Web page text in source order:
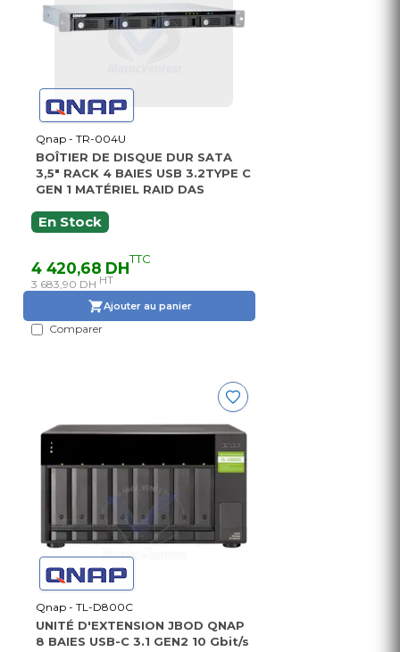
Qnap - TR-004U
BOÎTIER DE DISQUE DUR SATA
3,5" RACK 4 BAIES USB 3.2TYPE C
GEN 1 MATÉRIEL RAID DAS
En Stock
4 420,68 DHTTC
3 683,90 DH HT
Ajouter au panier
Comparer
Qnap - TL-D800C
UNITÉ D'EXTENSION JBOD QNAP
8 BAIES USB-C 3.1 GEN2 10 Gbit/s